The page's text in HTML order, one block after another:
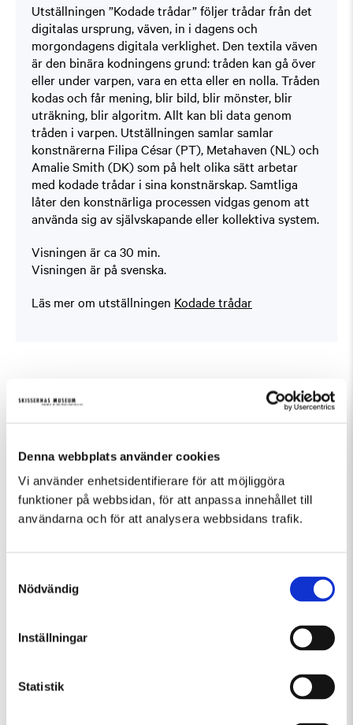
Denna webbplats använder cookies
Vi använder enhetsidentifierare för att möjliggöra
funktioner på webbsidan, för att anpassa innehållet till
användarna och för att analysera webbsidans trafik.
Nödvändig
Inställningar
Statistik
Utställningen ”Kodade trådar” följer trådar från det
digitalas ursprung, väven, in i dagens och
morgondagens digitala verklighet. Den textila väven
är den binära kodningens grund: tråden kan gå över
eller under varpen, vara en etta eller en nolla. Tråden
kodas och får mening, blir bild, blir mönster, blir
uträkning, blir algoritm. Allt kan bli data genom
tråden i varpen. Utställningen samlar samlar
konstnärerna Filipa César (PT), Metahaven (NL) och
Amalie Smith (DK) som på helt olika sätt arbetar
med kodade trådar i sina konstnärskap. Samtliga
låter den konstnärliga processen vidgas genom att
använda sig av självskapande eller kollektiva system.
Visningen är ca 30 min.
Visningen är på svenska.
Läs mer om utställningen Kodade trådar
Fler evenemang som passar Guidad visning,
Guidad visning: Public Domain